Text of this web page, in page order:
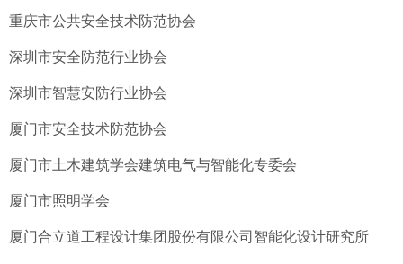
重庆市公共安全技术防范协会
深圳市安全防范行业协会
深圳市智慧安防行业协会
厦门市安全技术防范协会
厦门市土木建筑学会建筑电气与智能化专委会
厦门市照明学会
厦门合立道工程设计集团股份有限公司智能化设计研究所